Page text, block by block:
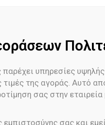
παρέχει υπηρεσίες
της αγοράς. Αυτό
σας στην
σας και